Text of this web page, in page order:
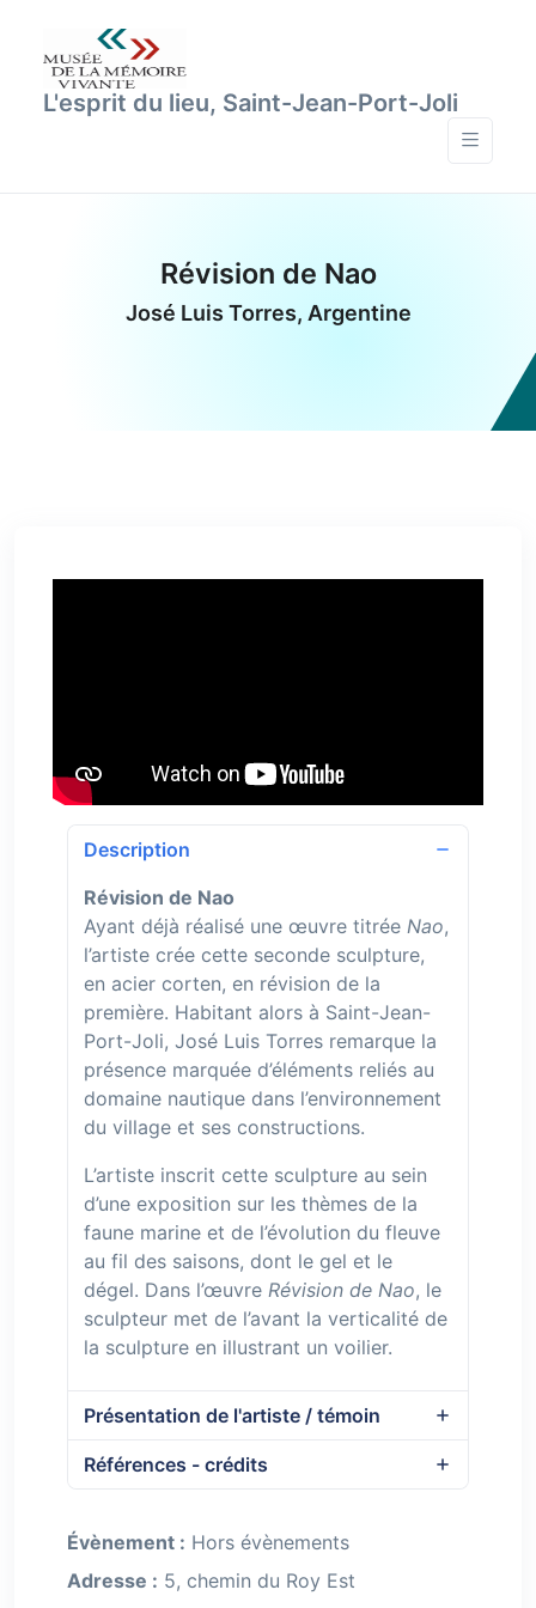
L'esprit du lieu, Saint-Jean-Port-Joli
Révision de Nao
José Luis Torres, Argentine
Description
Révision de Nao
Ayant déjà réalisé une œuvre titréeNao,
l’artiste crée cette seconde sculpture,
en acier corten, en révision de la
première. Habitant alors à Saint-Jean-
Port-Joli, José Luis Torres remarque la
présence marquée d’éléments reliés au
domaine nautique dans l’environnement
du village et ses constructions.
L’artiste inscrit cette sculpture au sein
d’une exposition sur les thèmes de la
faune marine et de l’évolution du fleuve
au fil des saisons, dont le gel et le
dégel. Dans l’œuvreRévision de Nao, le
sculpteur met de l’avant la verticalité de
la sculpture en illustrant un voilier.
Présentation de l'artiste / témoin
Références - crédits
Évènement : Hors évènements
Adresse : 5, chemin du Roy Est